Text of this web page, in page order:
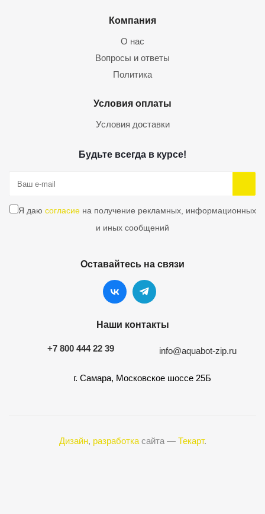
Компания
О нас
Вопросы и ответы
Политика
Условия оплаты
Условия доставки
Будьте всегда в курсе!
Я даю согласиена получение рекламных, информационных
и иных сообщений
Оставайтесь на связи
Наши контакты
+7 800 444 22 39 info@aquabot-zip.ru
г. Самара, Московское шоссе 25Б
Дизайн, разработкасайта — Текарт.